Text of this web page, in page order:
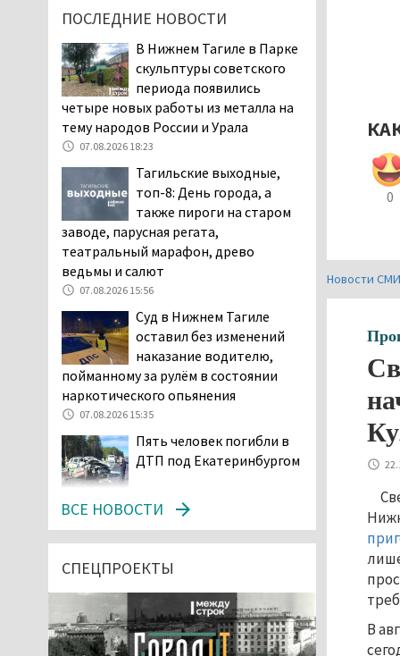
0
Новости
В
ПОСЛЕДНИЕ НОВОСТИ
В Нижнем Тагиле в Парке
скульптуры советского
периода появились
четыре новых работы из металла на
тему народов России и Урала
07.08.2026 18:23
Тагильские выходные,
топ-8: День города, а
также пироги на старом
заводе, парусная регата,
театральный марафон, древо
ведьмы и салют
07.08.2026 15:56
Суд в Нижнем Тагиле
оставил без изменений
наказание водителю,
пойманному за рулём в состоянии
наркотического опьянения
07.08.2026 15:35
Пять человек погибли в
ДТП под Екатеринбургом
проникли в квартиру
через балкон, чтобы
07.08.2026 14:20
В Красноуральске хитрый
водитель BMW ездил с
ВСЕ НОВОСТИ
СПЕЦПРОЕКТЫ